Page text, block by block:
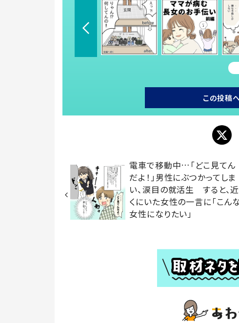
この投稿
電車で移動中…「どこ見てん
だよ！」男性にぶつかってしま
い、涙目の就活生 すると、近
くにいた女性の一言に「こん
女性になりたい」